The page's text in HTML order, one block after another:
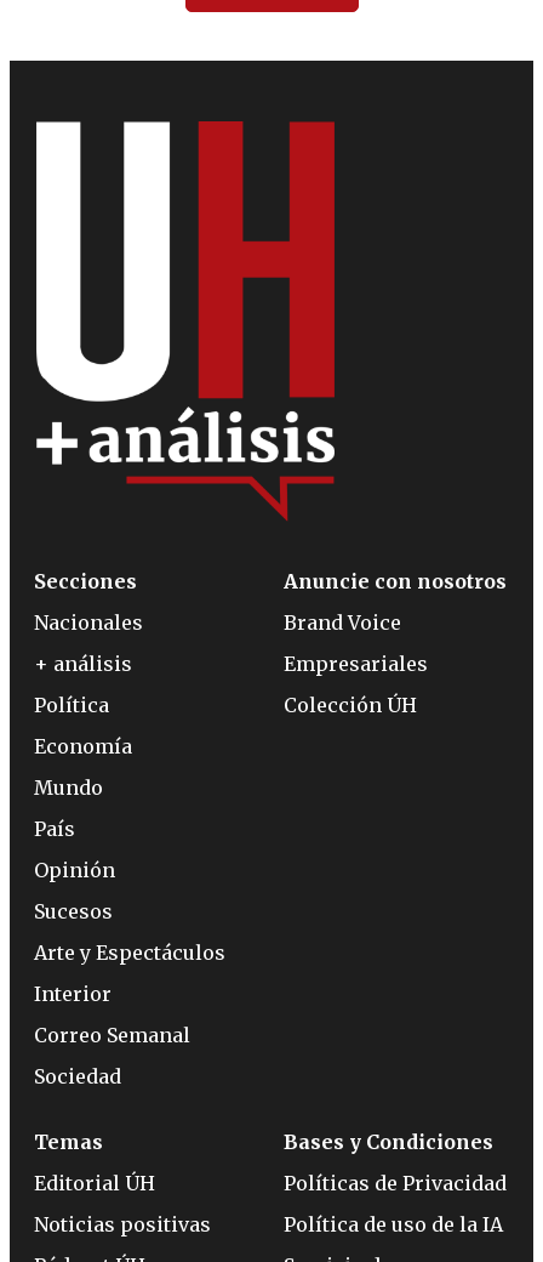
Secciones
Nacionales
+ análisis
Política
Economía
Mundo
País
Opinión
Sucesos
Arte y Espectáculos
Interior
Correo Semanal
Sociedad
Anuncie con nosotros
Brand Voice
Empresariales
Colección ÚH
Temas
Editorial ÚH
Noticias positivas
Bases y Condiciones
Políticas de Privacidad
Política de uso de la IA